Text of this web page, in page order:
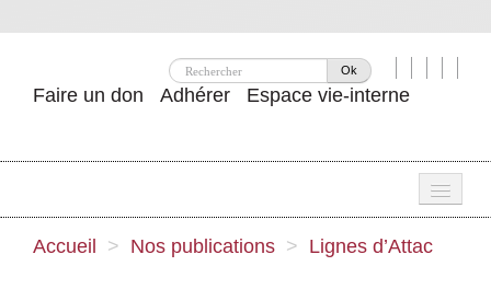
Ok
Faire un don Adhérer Espace vie-interne
Accueil > Nos publications > Lignes d’Attac